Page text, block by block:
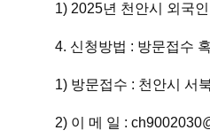
1) 2025년 천안시 외국
4. 신청방법 : 방문접수
1) 방문접수 : 천안시 서
2) 이 메 일 :